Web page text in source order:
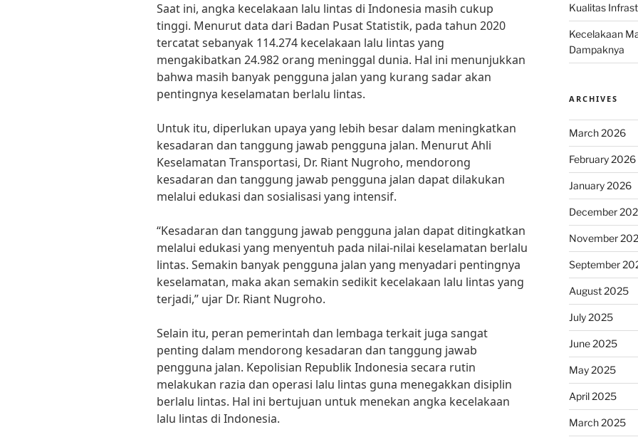
Saat ini, angka kecelakaan lalu lintas di Indonesia masih cukup
tinggi. Menurut data dari Badan Pusat Statistik, pada tahun 2020
tercatat sebanyak 114.274 kecelakaan lalu lintas yang
mengakibatkan 24.982 orang meninggal dunia. Hal ini menunjukkan
bahwa masih banyak pengguna jalan yang kurang sadar akan
pentingnya keselamatan berlalu lintas.
Untuk itu, diperlukan upaya yang lebih besar dalam meningkatkan
kesadaran dan tanggung jawab pengguna jalan. Menurut Ahli
Keselamatan Transportasi, Dr. Riant Nugroho, mendorong
kesadaran dan tanggung jawab pengguna jalan dapat dilakukan
melalui edukasi dan sosialisasi yang intensif.
“Kesadaran dan tanggung jawab pengguna jalan dapat ditingkatkan
melalui edukasi yang menyentuh pada nilai-nilai keselamatan berlalu
lintas. Semakin banyak pengguna jalan yang menyadari pentingnya
keselamatan, maka akan semakin sedikit kecelakaan lalu lintas yang
terjadi,” ujar Dr. Riant Nugroho.
Selain itu, peran pemerintah dan lembaga terkait juga sangat
penting dalam mendorong kesadaran dan tanggung jawab
pengguna jalan. Kepolisian Republik Indonesia secara rutin
melakukan razia dan operasi lalu lintas guna menegakkan disiplin
berlalu lintas. Hal ini bertujuan untuk menekan angka kecelakaan
lalu lintas di Indonesia.
Kualitas
Kecelakaan
Dampaknya
ARCHIVES
March 2026
February 2026
January 2026
December
November
September
August 2025
July 2025
June 2025
May 2025
April 2025
March 2025